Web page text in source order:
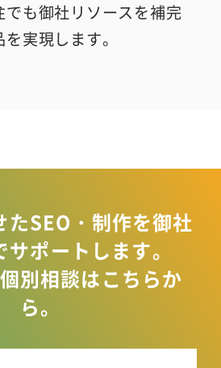
も御社リソースを補完
実現します。
たSEO・制作を御社
ポートします。
別相談はこちらか
ら。